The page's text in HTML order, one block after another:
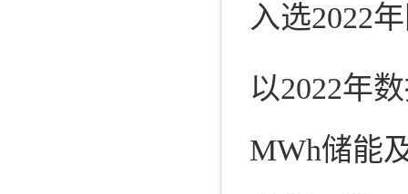
入选2022
以2022年
MWh储能